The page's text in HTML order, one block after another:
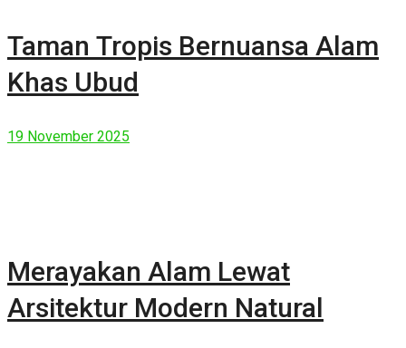
Taman Tropis Bernuansa Alam
Khas Ubud
19 November 2025
Merayakan Alam Lewat
Arsitektur Modern Natural